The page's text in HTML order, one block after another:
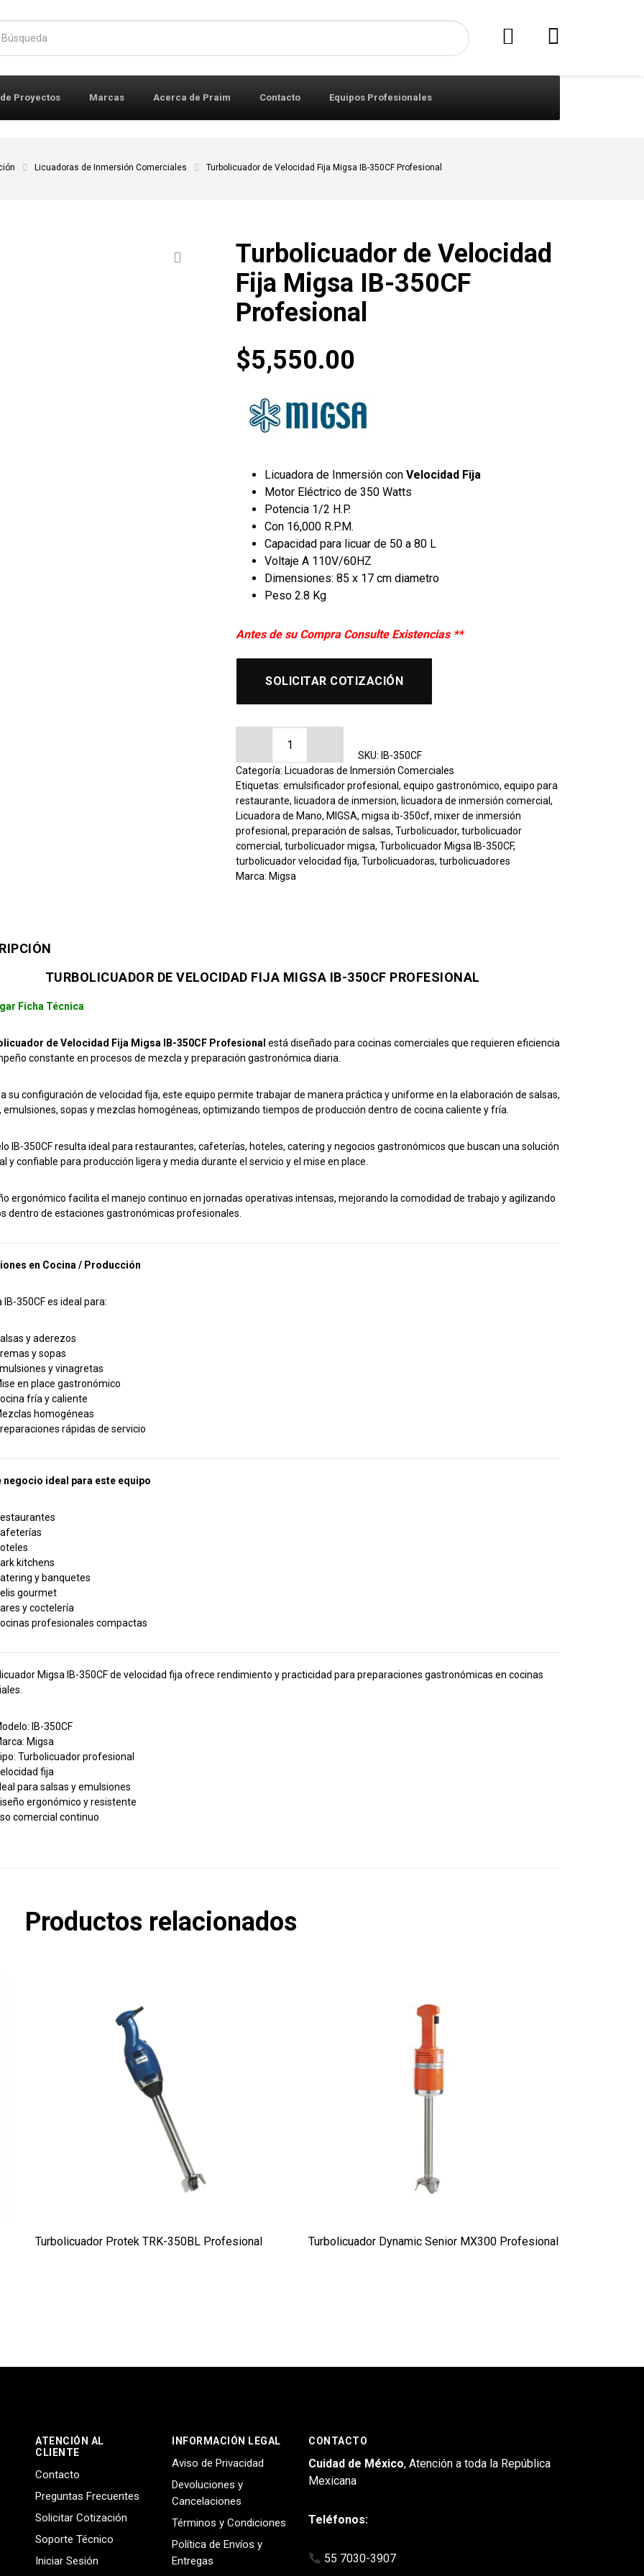
Proyectos Marcas Acerca de Praim Contacto Equipos Profesionales
Licuadoras de Inmersión Comerciales Turbolicuador de Velocidad Fija Migsa IB-350CF Profesional
Turbolicuador de Velocidad
Fija Migsa IB-350CF
Profesional
$5,550.00
Licuadora de Inmersión conVelocidad Fija
Motor Eléctrico de 350 Watts
Potencia 1/2 H.P.
Con 16,000 R.P.M.
Capacidad para licuar de 50 a 80 L
Voltaje A 110V/60HZ
Dimensiones: 85 x 17 cm diametro
Peso 2.8 Kg
Antes de su Compra Consulte Existencias **
SOLICITAR COTIZACIÓN
Turbolicuador de Velocidad Fija Migsa IB-350CF Profesional
SKU: IB-350CF
Categoría: Licuadoras de Inmersión Comerciales
Etiquetas:emulsificador profesional,equipo gastronómico,equipo para
restaurante, licuadora de inmersion, licuadora de inmersión comercial,
Licuadora de Mano, MIGSA,migsa ib-350cf,mixer de inmersión
profesional,preparación de salsas,Turbolicuador,turbolicuador
comercial,turbolicuador migsa,Turbolicuador Migsa IB-350CF,
turbolicuador velocidad fija,Turbolicuadoras,turbolicuadores
Marca: Migsa
TURBOLICUADOR DE VELOCIDAD FIJA MIGSA IB-350CF PROFESIONAL
Ficha Técnica
de Velocidad Fija Migsa IB-350CF Profesional está diseñado para cocinas comerciales que requieren eficiencia
constante en procesos de mezcla y preparación gastronómica diaria.
su configuración de velocidad fija, este equipo permite trabajar de manera práctica y uniforme en la elaboración de salsas,
emulsiones, sopas y mezclas homogéneas, optimizando tiempos de producción dentro de cocina caliente y fría.
IB-350CF resulta ideal para restaurantes, cafeterías, hoteles, catering y negocios gastronómicos que buscan una solución
y confiable para producción ligera y media durante el servicio y el mise en place.
ergonómico facilita el manejo continuo en jornadas operativas intensas, mejorando la comodidad de trabajo y agilizando
dentro de estaciones gastronómicas profesionales.
en Cocina / Producción
IB-350CF es ideal para:
y aderezos
y sopas
y vinagretas
en place gastronómico
fría y caliente
homogéneas
rápidas de servicio
negocio ideal para este equipo
kitchens
y banquetes
gourmet
y coctelería
profesionales compactas
Migsa IB-350CF de velocidad fija ofrece rendimiento y practicidad para preparaciones gastronómicas en cocinas
IB-350CF
Migsa
Turbolicuador profesional
fija
para salsas y emulsiones
ergonómico y resistente
comercial continuo
Productos relacionados
Turbolicuador Protek TRK-350BL Profesional Turbolicuador Dynamic Senior MX300 Profesional
ATENCIÓN AL
CLIENTE
Contacto
Preguntas Frecuentes
Solicitar Cotización
Soporte Técnico
Iniciar Sesión
INFORMACIÓN LEGAL
Aviso de Privacidad
Devoluciones y
Cancelaciones
Términos y Condiciones
Política de Envíos y
Entregas
CONTACTO
Cuidad de México, Atención a toda la República
Mexicana
Teléfonos:
55 7030-3907